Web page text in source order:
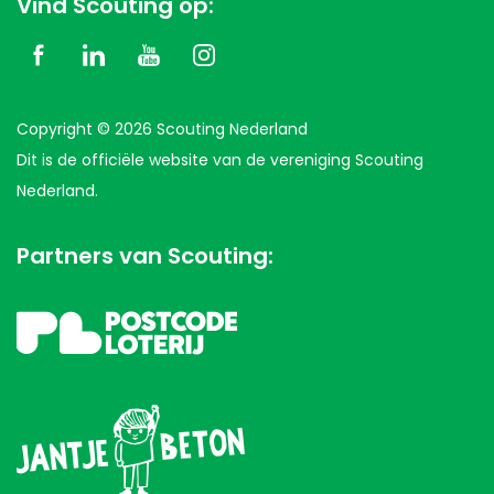
het beoordelen welke delen van onze
het optimaliseren van de website
Copyright © 2026 Scouting Nederland
Dit is de officiële website van de vereniging Scouting
Nederland.
Partners van Scouting: